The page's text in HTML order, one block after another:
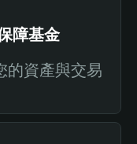
障基金
的資產與交易